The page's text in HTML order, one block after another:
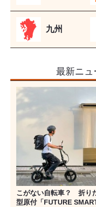
九州
最新ニュ
こがない自転車？ 折り
型原付「FUTURE